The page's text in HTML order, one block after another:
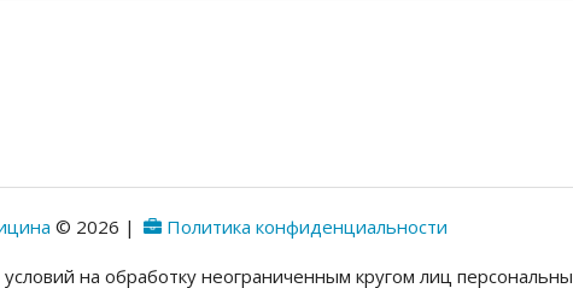
© 2026 | Политика конфиденциальности
на обработку неограниченным кругом лиц